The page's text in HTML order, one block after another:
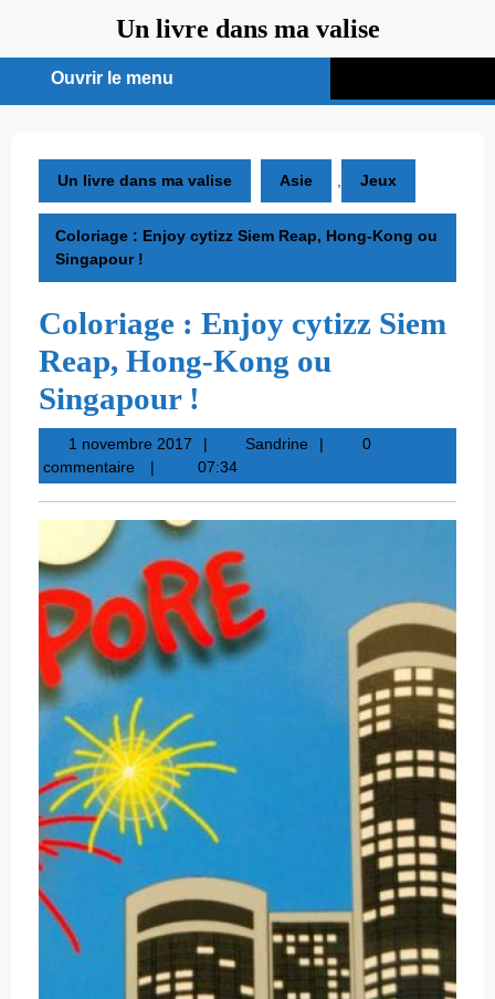
contenu
Un livre dans ma valise
Ouvrir le menu
menu
Un livre dans ma valise Asie Jeux
Coloriage : Enjoy cytizz Siem Reap, Hong-Kong ou
Singapour !
Coloriage : Enjoy cytizz Siem
Reap, Hong-Kong ou
Singapour !
1 novembre 20171
novembre
2017
SandrineSandrine
0
commentaire
07:34